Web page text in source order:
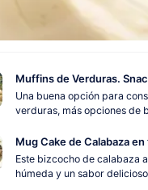
Muffins de Verduras.
Una buena opción para
verduras, más opciones de
Mug Cake de Calabaza
Este bizcocho de calabaza
húmeda y un sabor